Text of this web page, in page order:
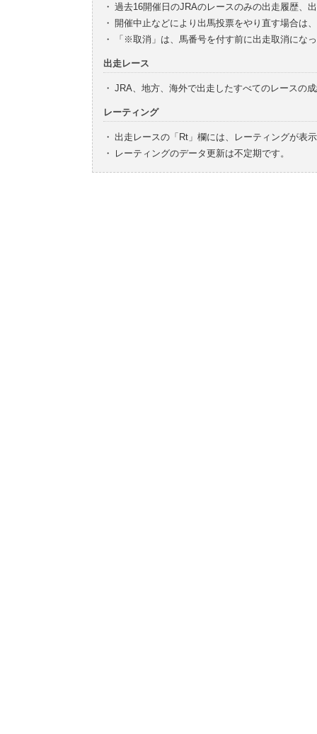
・ 過去16開催日のJRAのレースのみの出走履歴、
・ 開催中止などにより出馬投票をやり直す場合は
・
「※取消」は、馬番号を付す前に出走取消にな
出走レース
・ JRA、地方、海外で出走したすべてのレースの
レーティング
・ 出走レースの「Rt」欄には、レーティングが表
・
レーティングのデータ更新は不定期です。